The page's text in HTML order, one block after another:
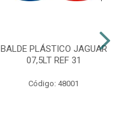
BALDE PLÁSTICO JAGUAR
07,5LT REF 31
Código: 48001